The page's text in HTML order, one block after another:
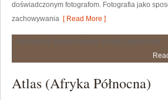
doświadczonym fotografom. Fotografia jako
zachowywania [ Read More ]
Atlas (Afryka Północna)